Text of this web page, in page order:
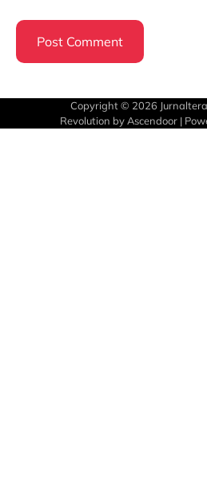
Copyright © 2026
Revolution by Ascendoor |